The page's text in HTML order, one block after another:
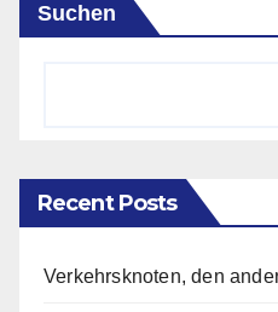
Suchen
Recent Posts
Verkehrsknoten, den